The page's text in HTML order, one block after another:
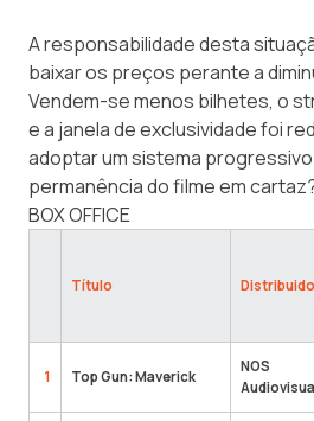
A responsabilidade desta
baixar os preços perante a
Vendem-se menos bilhetes, o
e a janela de exclusividade foi
adoptar um sistema
permanência do filme em
BOX OFFICE
Título
1 Top Gun: Maverick
NOS